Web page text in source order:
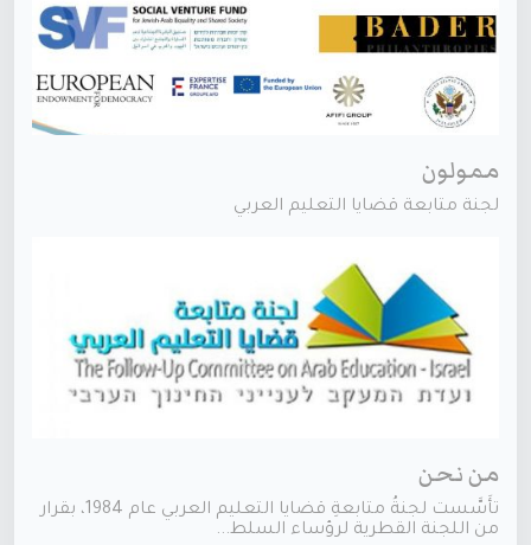
ممولون
لجنة متابعة قضايا التعليم العربي
من نحن
تأَسَّست لجنةُ متابعةِ قضايا التعليم العربي عام 1984، بقرار
من اللجنة القطرية لرؤساء السلط...